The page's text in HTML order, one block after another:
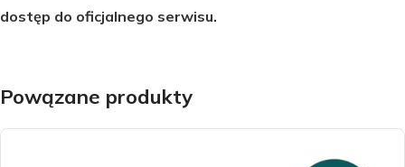
dostęp do oficjalnego serwisu.
Powązane produkty